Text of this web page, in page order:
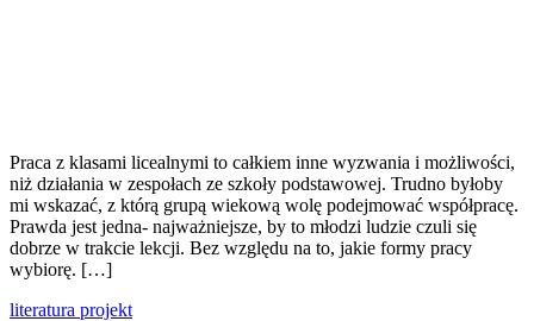
Praca z klasami licealnymi to całkiem inne wyzwania i możliwości,
niż działania w zespołach ze szkoły podstawowej. Trudno byłoby
mi wskazać, z którą grupą wiekową wolę podejmować współpracę.
Prawda jest jedna- najważniejsze, by to młodzi ludzie czuli się
dobrze w trakcie lekcji. Bez względu na to, jakie formy pracy
wybiorę. […]
literatura projekt